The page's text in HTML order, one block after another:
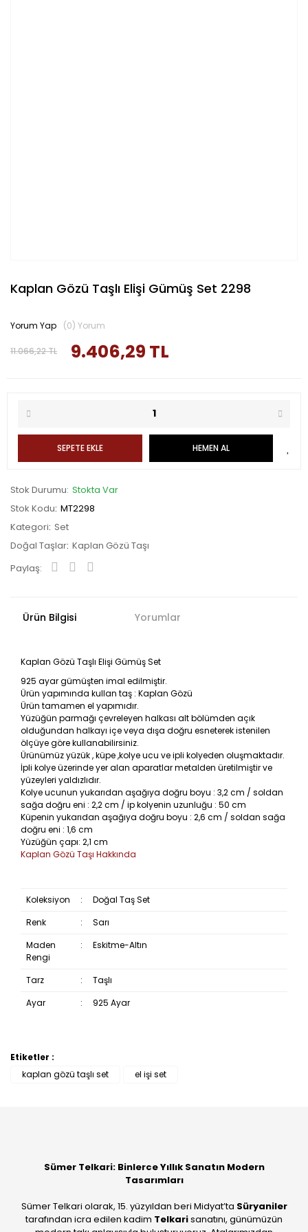
Kaplan Gözü Taşlı Elişi Gümüş Set 2298
11.066,22 TL 9.406,29 TL
Yorum Yap (0) Yorum
SEPETE EKLE HEMEN AL
Stok Durumu Stokta Var
Stok Kodu MT2298
Kategori Set
Doğal Taşlar Kaplan Gözü Taşı
Paylaş:
Ürün Bilgisi Yorumlar
Kaplan Gözü Taşlı Elişi Gümüş Set
925 ayar gümüşten imal edilmiştir.
Ürün yapımında kullan taş : Kaplan Gözü
Ürün tamamen el yapımıdır.
Yüzüğün parmağı çevreleyen halkası alt bölümden açık
olduğundan halkayı içe veya dışa doğru esneterek istenilen
ölçüye göre kullanabilirsiniz.
Ürünümüz yüzük , küpe ,kolye ucu ve ipli kolyeden oluşmaktadır.
İpli kolye üzerinde yer alan aparatlar metalden üretilmiştir ve
yüzeyleri yaldızlıdır.
Kolye ucunun yukarıdan aşağıya doğru boyu : 3,2 cm / soldan
sağa doğru eni : 2,2 cm / ip kolyenin uzunluğu : 50 cm
Küpenin yukarıdan aşağıya doğru boyu : 2,6 cm / soldan sağa
doğru eni : 1,6 cm
Yüzüğün çapı: 2,1 cm
Kaplan Gözü Taşı Hakkında
Koleksiyon :
Doğal Taş Set
Renk
:
Sarı
Maden
Rengi
: Eskitme-Altın
Tarz :
Taşlı
Ayar
: 925 Ayar
Bu ürüne ilk yorumu siz yapın!
Etiketler :
kaplan gözü taşlı set
el işi set
Sümer Telkari: Binlerce Yıllık Sanatın Modern
Tasarımları
Sümer Telkari olarak, 15. yüzyıldan beri Midyat’ta Süryaniler
tarafından icra edilen kadim Telkarisanatını, günümüzün